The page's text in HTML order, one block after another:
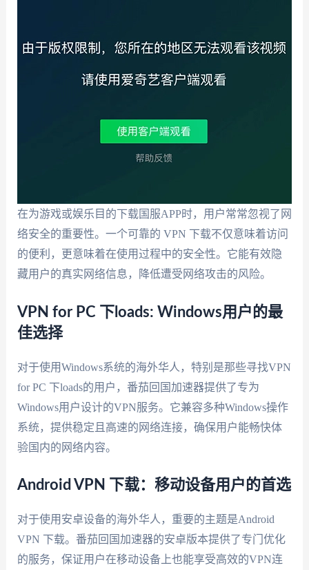
在为游戏或娱乐目的下载国服APP时，用户常常忽视了网
络安全的重要性。一个可靠的 VPN 下载不仅意味着访问
的便利，更意味着在使用过程中的安全性。它能有效隐
藏用户的真实网络信息，降低遭受网络攻击的风险。
VPN for PC 下loads: Windows用户的最
佳选择
对于使用Windows系统的海外华人，特别是那些寻找VPN
for PC 下loads的用户，番茄回国加速器提供了专为
Windows用户设计的VPN服务。它兼容多种Windows操作
系统，提供稳定且高速的网络连接，确保用户能畅快体
验国内的网络内容。
Android VPN 下载：移动设备用户的首选
对于使用安卓设备的海外华人，重要的主题是Android
VPN 下载。番茄回国加速器的安卓版本提供了专门优化
的服务，保证用户在移动设备上也能享受高效的VPN连